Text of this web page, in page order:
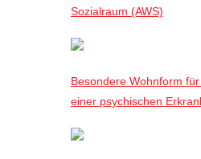
Sozialraum (AWS)
Besondere Wohnform
einer psychischen